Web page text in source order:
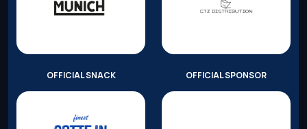
OFFICIAL SNACK OFFICIAL SPONSOR